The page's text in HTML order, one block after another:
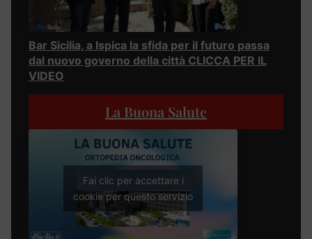
Bar Sicilia, a Ispica la sfida per il futuro passa
dal nuovo governo della città CLICCA PER IL
VIDEO
La Buona Salute
Fai clic per accettare i
cookie per questo servizio